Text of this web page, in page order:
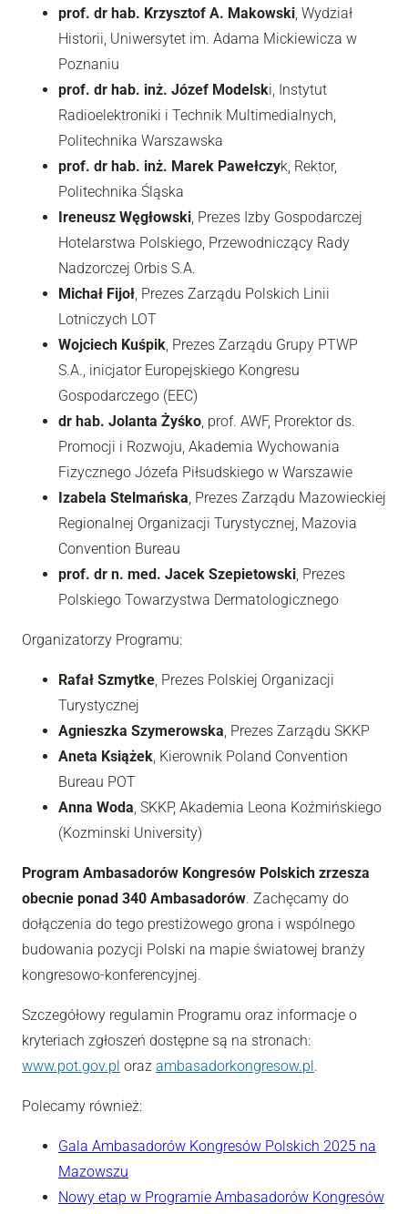
prof. dr hab. Krzysztof A. Makowski, Wydział
Historii, Uniwersytet im. Adama Mickiewicza w
Poznaniu
prof. dr hab. inż. Józef Modelski, Instytut
Radioelektroniki i Technik Multimedialnych,
Politechnika Warszawska
prof. dr hab. inż. Marek Pawełczyk, Rektor,
Politechnika Śląska
Ireneusz Węgłowski, Prezes Izby Gospodarczej
Hotelarstwa Polskiego, Przewodniczący Rady
Nadzorczej Orbis S.A.
Michał Fijoł, Prezes Zarządu Polskich Linii
Lotniczych LOT
Wojciech Kuśpik, Prezes Zarządu Grupy PTWP
S.A., inicjator Europejskiego Kongresu
Gospodarczego (EEC)
dr hab. Jolanta Żyśko, prof. AWF, Prorektor ds.
Promocji i Rozwoju, Akademia Wychowania
Fizycznego Józefa Piłsudskiego w Warszawie
Izabela Stelmańska, Prezes Zarządu Mazowieckiej
Regionalnej Organizacji Turystycznej, Mazovia
Convention Bureau
prof. dr n. med. Jacek Szepietowski, Prezes
Polskiego Towarzystwa Dermatologicznego
Organizatorzy Programu:
Rafał Szmytke, Prezes Polskiej Organizacji
Turystycznej
Agnieszka Szymerowska, Prezes Zarządu SKKP
Aneta Książek, Kierownik Poland Convention
Bureau POT
Anna Woda, SKKP, Akademia Leona Koźmińskiego
(Kozminski University)
Program Ambasadorów Kongresów Polskich zrzesza
obecnie ponad 340 Ambasadorów. Zachęcamy do
dołączenia do tego prestiżowego grona i wspólnego
budowania pozycji Polski na mapie światowej branży
kongresowo-konferencyjnej.
Szczegółowy regulamin Programu oraz informacje o
kryteriach zgłoszeń dostępne są na stronach:
www.pot.gov.pl oraz ambasadorkongresow.pl.
Polecamy również:
Gala Ambasadorów Kongresów Polskich 2025 na
Mazowszu
Nowy etap w Programie Ambasadorów Kongresów